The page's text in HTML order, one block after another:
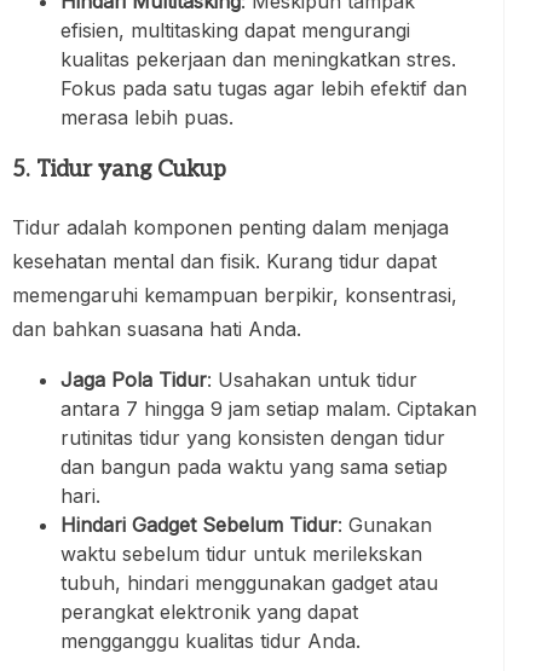
efisien, multitasking dapat mengurangi
kualitas pekerjaan dan meningkatkan stres.
Fokus pada satu tugas agar lebih efektif dan
merasa lebih puas.
5. Tidur yang Cukup
Tidur adalah komponen penting dalam menjaga
kesehatan mental dan fisik. Kurang tidur dapat
memengaruhi kemampuan berpikir, konsentrasi,
dan bahkan suasana hati Anda.
Jaga Pola Tidur: Usahakan untuk tidur
antara 7 hingga 9 jam setiap malam. Ciptakan
rutinitas tidur yang konsisten dengan tidur
dan bangun pada waktu yang sama setiap
hari.
Hindari Gadget Sebelum Tidur: Gunakan
waktu sebelum tidur untuk merilekskan
tubuh, hindari menggunakan gadget atau
perangkat elektronik yang dapat
mengganggu kualitas tidur Anda.